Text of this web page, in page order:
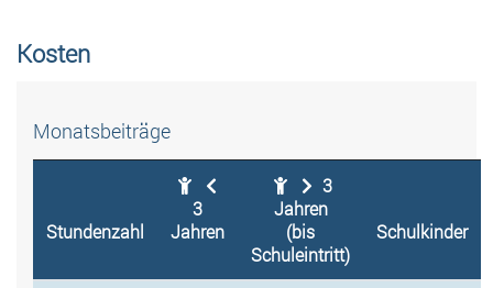
Kosten
Monatsbeiträge
Stundenzahl
3
Jahren
3
Jahren
(bis
Schuleintritt)
Schulkinder